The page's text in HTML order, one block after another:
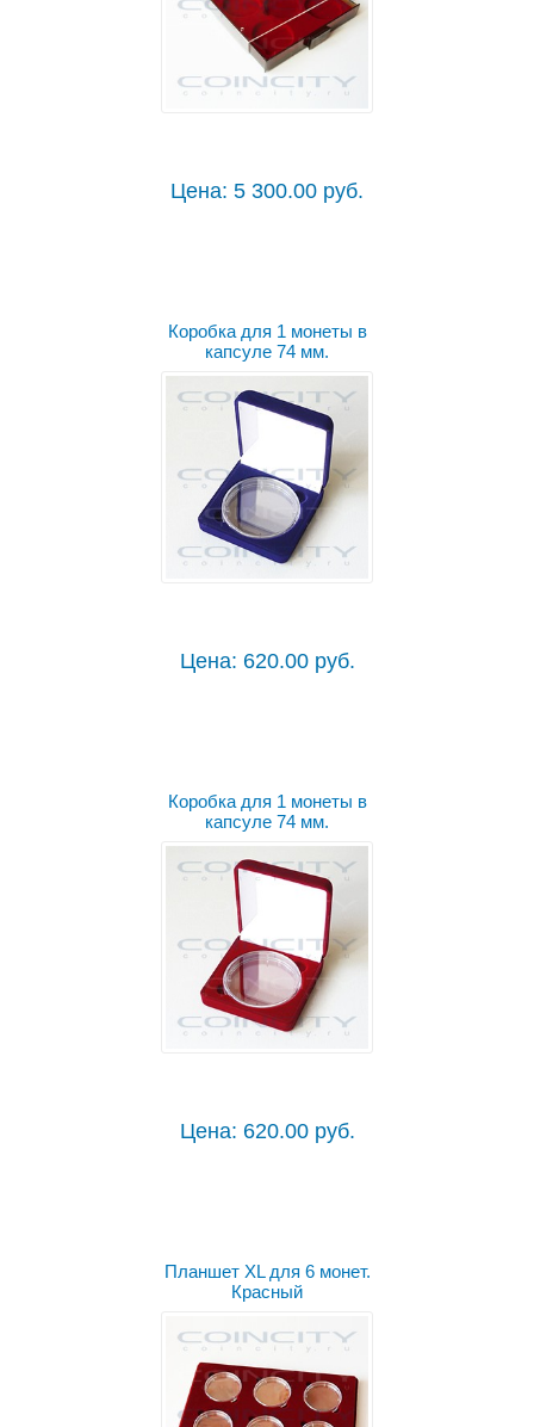
Цена: 5 300.00 руб.
Коробка для 1 монеты в
капсуле 74 мм.
Цена: 620.00 руб.
Коробка для 1 монеты в
капсуле 74 мм.
Цена: 620.00 руб.
Планшет XL для 6 монет.
Красный